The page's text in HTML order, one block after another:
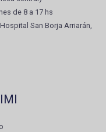
de 8 a 17 hs
San Borja Arriarán,